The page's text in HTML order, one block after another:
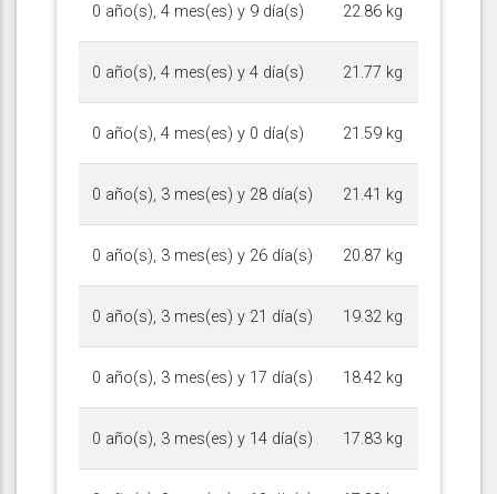
0 año(s), 4 mes(es) y 9 día(s) 22.86 kg
0 año(s), 4 mes(es) y 4 día(s) 21.77 kg
0 año(s), 4 mes(es) y 0 día(s) 21.59 kg
0 año(s), 3 mes(es) y 28 día(s) 21.41 kg
0 año(s), 3 mes(es) y 26 día(s) 20.87 kg
0 año(s), 3 mes(es) y 21 día(s) 19.32 kg
0 año(s), 3 mes(es) y 17 día(s) 18.42 kg
0 año(s), 3 mes(es) y 14 día(s) 17.83 kg